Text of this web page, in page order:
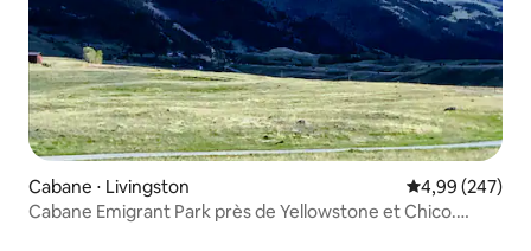
Cabane ⋅ Livingston Évaluation
4,99 (247)
Cabane Emigrant Park près de Yellowstone et Chico.